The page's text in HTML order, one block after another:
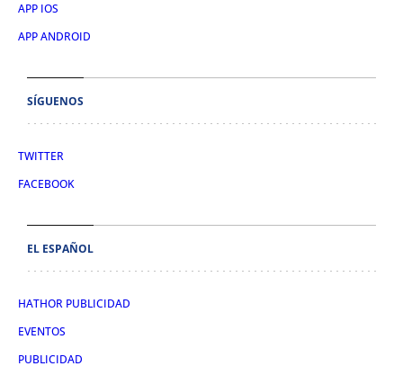
APP IOS
APP ANDROID
SÍGUENOS
TWITTER
FACEBOOK
EL ESPAÑOL
HATHOR PUBLICIDAD
EVENTOS
PUBLICIDAD